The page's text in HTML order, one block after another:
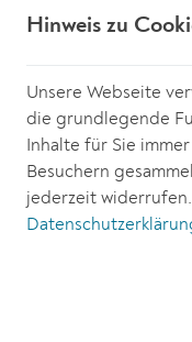
Hinweis zu
Unsere Webseite
die grundlegende
Inhalte für Sie
Besuchern
jederzeit